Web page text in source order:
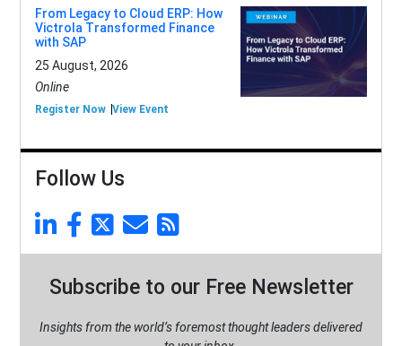
From Legacy to Cloud ERP: How
Victrola Transformed Finance
with SAP
25 August, 2026
Online
Register Now View Event
Follow Us
Subscribe to our Free Newsletter
Insights from the world’s foremost thought leaders delivered